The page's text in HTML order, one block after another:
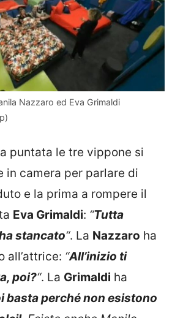
Nazzaro ed Eva Grimaldi
puntata le tre vippone si
in camera per parlare di
e la prima a rompere il
Eva Grimaldi: “Tutta
stancato“. La Nazzaro ha
all’attrice: “All’inizio ti
poi?“. La Grimaldi ha
basta perché non esistono